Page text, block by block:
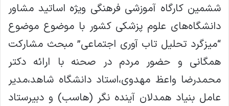
‌ششمین کارگاه آموزشی فرهنگی ویژه اساتید مشاور
دانشگاه‌های علوم پزشکی کشور با موضوع موضوع
“میزگرد تحلیل تاب آوری اجتماعی” مبحث مشارکت
همگانی و حضور مردم در صحنه با ارائه دکتر
محمدرضا واعظ مهدوی،استاد دانشگاه شاهد،مدیر
عامل بنیاد همدلان آینده نگر (هاسب) و دبیرستاد